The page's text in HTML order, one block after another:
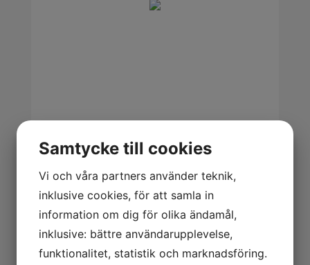
KZ TU-tank
Tryckutjämningstank 42 liter används för att
utjämna tryck i tillflödet var helst det kan
behövas.
Samtycke till cookies
Vi och våra partners använder teknik,
inklusive cookies, för att samla in
information om dig för olika ändamål,
inklusive: bättre användarupplevelse,
funktionalitet, statistik och marknadsföring.